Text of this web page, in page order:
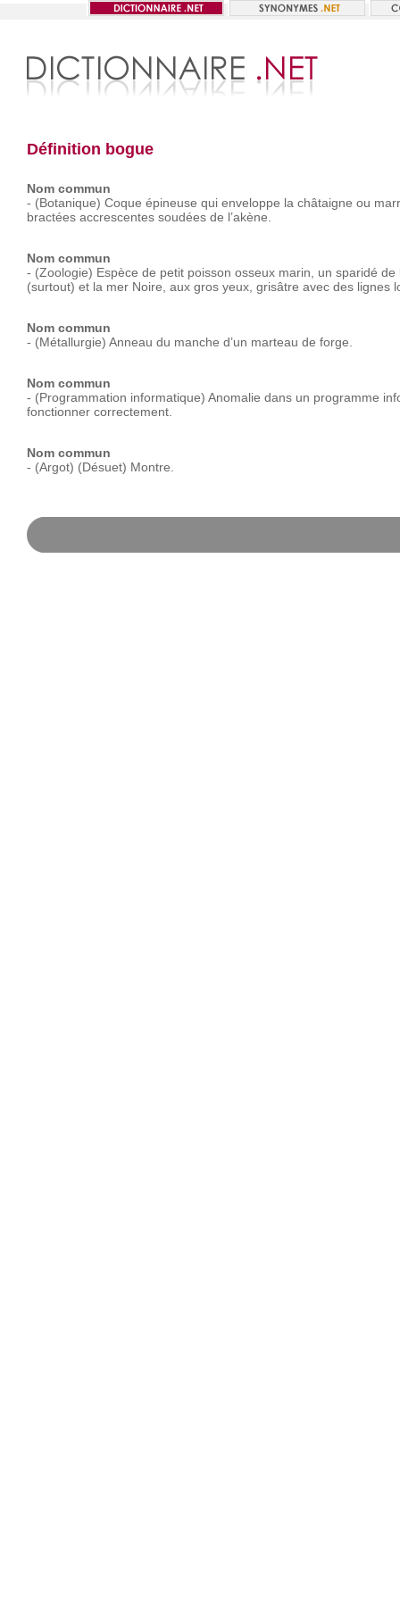
Définition bogue
Nom commun
- (Botanique) Coque épineuse qui enveloppe la châtaigne ou
bractées accrescentes soudées de l’akène.
Nom commun
- (Zoologie) Espèce de petit poisson osseux marin, un sparidé de
(surtout) et la mer Noire, aux gros yeux, grisâtre avec des lignes
Nom commun
- (Métallurgie) Anneau du manche d’un marteau de forge.
Nom commun
- (Programmation informatique) Anomalie dans un programme
fonctionner correctement.
Nom commun
- (Argot) (Désuet) Montre.